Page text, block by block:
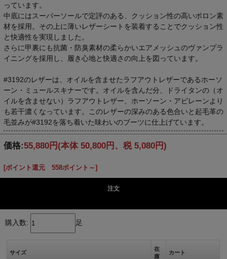
っています。
中底にはスーパーソールで定評のある、クッション性の高いポロン素
材を採用。その上に薄いレザーシートを装着することでクッション性
と快適性を実現しました。
さらに甲裏にも抗菌・防臭素材の柔らかいエアメッシュのヴァンプラ
イニングを採用し、履き心地と快適さの向上を図っています。
#3192のレザーは、オイルを含ませたラフアウトレザーであるホーソ
ーン・ミュールスキナーです。オイルを含んだ分、ドライタンの（オ
イルを含ませない）ラフアウトレザー、ホーソーン・アビレーンより
も若干濃くなっています。このレザーの深みのある色合いと起毛革の
毛並みが#3192を落ち着いた味わいのブーツに仕上げています。
価格:55,880円 (本体 50,800円、税 5,080円)
[ポイント還元 558ポイント～]
注文
購入数: 足
サイズ
在
庫
カート